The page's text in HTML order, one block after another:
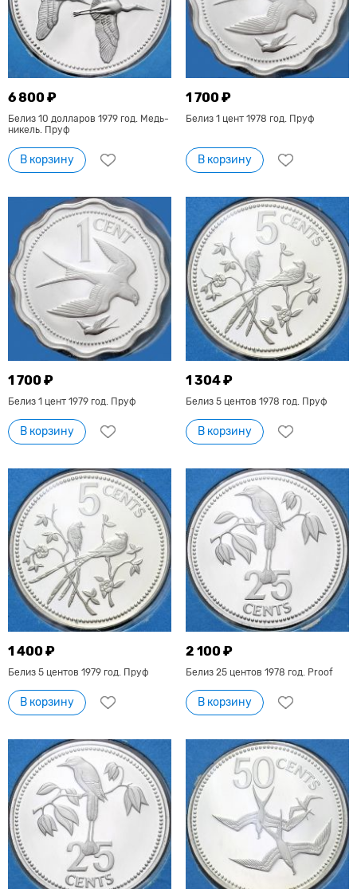
6 800 ₽
Белиз 10 долларов 1979 год. Медь-
никель. Пруф
В корзину
1 700 ₽
Белиз 1 цент 1978 год. Пруф
В корзину
1 700 ₽
Белиз 1 цент 1979 год. Пруф
В корзину
1 304 ₽
Белиз 5 центов 1978 год. Пруф
В корзину
1 400 ₽
Белиз 5 центов 1979 год. Пруф
В корзину
2 100 ₽
Белиз 25 центов 1978 год. Proof
В корзину